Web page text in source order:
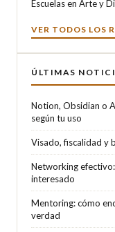
Escuelas en Arte y
VER TODOS LOS
ÚLTIMAS
Notion, Obsidian o
según tu uso
Visado, fiscalidad y
Networking
interesado
Mentoring: cómo
verdad